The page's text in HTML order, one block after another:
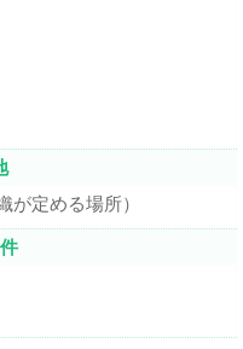
定める場所）